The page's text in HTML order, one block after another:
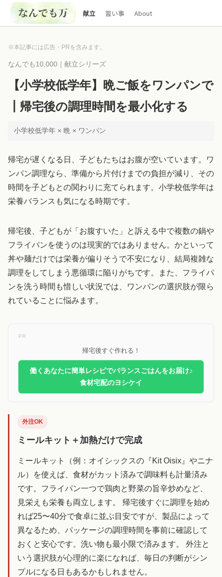
献立 習い事 About
※本記事には広告・PRを含みます。
なんでも10,000｜献立シリーズ
【小学校低学年】晩ご飯をワンパンで
┃帰宅後の調理時間を最小化する
小学校低学年 × 晩 × ワンパン
帰宅が遅くなる日、子どもたちはお腹が空いています。ワ
ンパン調理なら、準備から片付けまでの負担が減り、その
時間を子どもとの関わりに充てられます。小学校低学年は
栄養バランスも気になる時期です。
帰宅後、子どもが「お腹すいた」と訴える中で複数の鍋や
フライパンを使うのは現実的ではありません。かといって
丼や麺だけでは栄養が偏りそうで不安になり、結局複雑な
調理をしてしまう悪循環に陥りがちです。また、フライパ
ンを洗う時間も惜しい状況では、ワンパンの選択肢が限ら
れていることに悩みます。
PR
帰宅後すぐ作れる！
働くあなたに簡単レシピでバランスごはんをお届け♪
食材宅配のヨシケイ
外注OK
ミールキット＋加熱だけで完成
ミールキット（例：オイシックスの『Kit Oisix』やニナ
ル）を使えば、食材がカット済みで調味料も計量済み
です。フライパン一つで鶏肉と野菜の旨辛炒めなど、
見栄えも栄養も両立します。 帰宅後すぐに調理を始め
れば25〜40分で食卓に並ぶ目安ですが、製品によって
異なるため、パッケージの調理時間を事前に確認して
おくと安心です。洗い物も最小限で済みます。 外注と
いう選択肢が心理的に楽になれば、毎日の判断がシン
プルになる日もあるかもしれません。